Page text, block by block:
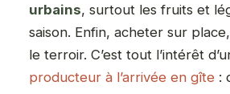
urbains, surtout les fruits et
saison. Enfin, acheter sur
le terroir. C’est tout l’intérêt
producteur à l’arrivée en gîte :